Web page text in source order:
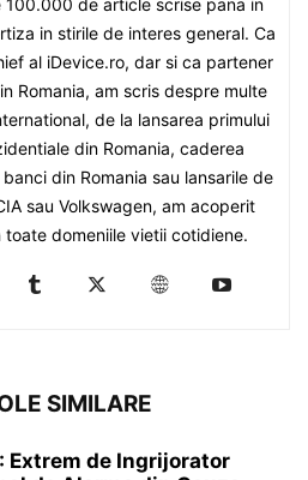
de article scrise pana in
in stirile de interes general. Ca
al iDevice.ro, dar si ca partener
Romania, am scris despre multe
de la lansarea primului
din Romania, caderea
din Romania sau lansarile de
sau Volkswagen, am acoperit
domeniile vietii cotidiene.
SIMILARE
Extrem de Ingrijorator